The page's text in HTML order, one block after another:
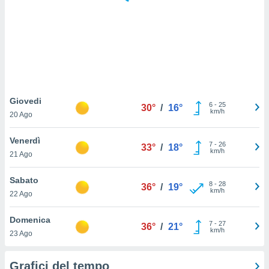
per
utilizzati
il
o
Giovedi
20 Ago
30° / 16° 6- 25
km/h
Venerdì
21 Ago
33° / 18° 7- 26
km/h
Sabato
22 Ago
36° / 19° 8- 28
km/h
Domenica
23 Ago
36° / 21° 7- 27
km/h
Grafici del tempo